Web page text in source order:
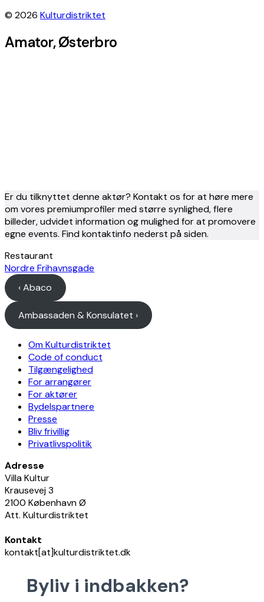
© 2026 Kulturdistriktet
Amator, Østerbro
Leaflet |© OpenStreetMapcontributors, Tiles style by
Er du tilknyttet denne aktør? Kontakt os for at høre mere
om vores premiumprofiler med større synlighed, flere
billeder, udvidet information og mulighed for at promovere
egne events. Find kontaktinfo nederst på siden.
Restaurant
Nordre Frihavnsgade
‹ Abaco
Ambassaden & Konsulatet ›
Om Kulturdistriktet
Code of conduct
Tilgængelighed
For arrangører
For aktører
Bydelspartnere
Presse
Bliv frivillig
Privatlivspolitik
Adresse
Villa Kultur
Krausevej 3
2100 København Ø
Att. Kulturdistriktet
Kontakt
kontakt[at]kulturdistriktet.dk
Byliv i indbakken?